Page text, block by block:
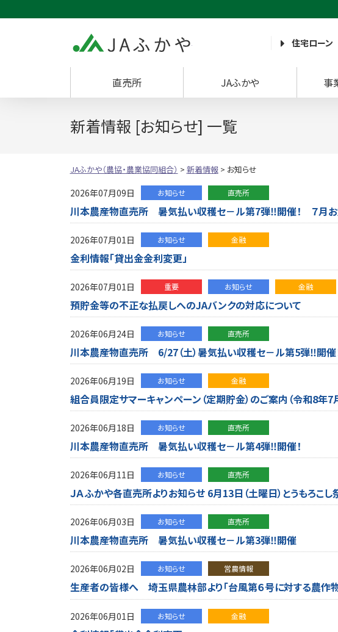
JAふかや（農協・農業協同組合）
住宅ローン
直売所 JAふかや 事
新着情報 [お知らせ] 一覧
JAふかや（農協・農業協同組合） > 新着情報> お知らせ
2026年07月09日 お知らせ 直売所
川本農産物直売所 暑気払い収穫セ－ル第7弾‼開催！ ７月お
2026年07月01日 お知らせ 金融
金利情報「貸出金金利変更」
2026年07月01日 重要 お知らせ 金融
預貯金等の不正な払戻しへのJAバンクの対応について
2026年06月24日 お知らせ 直売所
川本農産物直売所 6/27（土）暑気払い収穫セ－ル第5弾‼開催
2026年06月19日 お知らせ 金融
組合員限定サマーキャンペーン（定期貯金）のご案内（令和8年7
2026年06月18日 お知らせ 直売所
川本農産物直売所 暑気払い収穫セ－ル第4弾‼開催！
2026年06月11日 お知らせ 直売所
ＪＡふかや各直売所よりお知らせ 6月13日（土曜日）とうもろこし
2026年06月03日 お知らせ 直売所
川本農産物直売所 暑気払い収穫セ－ル第3弾‼開催
2026年06月02日 お知らせ 営農情報
生産者の皆様へ 埼玉県農林部より「台風第６号に対する農作
2026年06月01日 お知らせ 金融